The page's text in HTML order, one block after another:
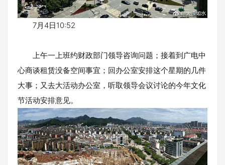
7月4日10:52
上午一上班约财政部门领导咨询问题；接着到广电中
心商谈租赁没备空间事宜；回办公室安排这个星期的几件
大事；又去大活动办公室，听取领导会议讨论的今年文化
节活动安排意见。